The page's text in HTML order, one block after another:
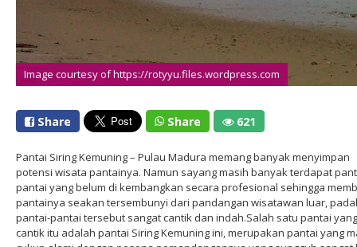
Image courtesy of https://rotyyu.files.wordpress.com
Share Share 621
Pantai Siring Kemuning – Pulau Madura memang banyak menyimpan
potensi wisata pantainya. Namun sayang masih banyak terdapat
pantai yang belum di kembangkan secara profesional sehingga
pantainya seakan tersembunyi dari pandangan wisatawan luar,
pantai-pantai tersebut sangat cantik dan indah.Salah satu pantai yang
cantik itu adalah pantai Siring Kemuning ini, merupakan pantai yang